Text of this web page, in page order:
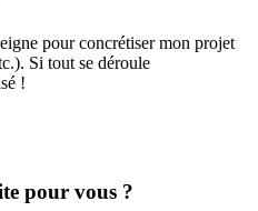
pour concrétiser mon projet
Si tout se déroule
!
pour vous ?